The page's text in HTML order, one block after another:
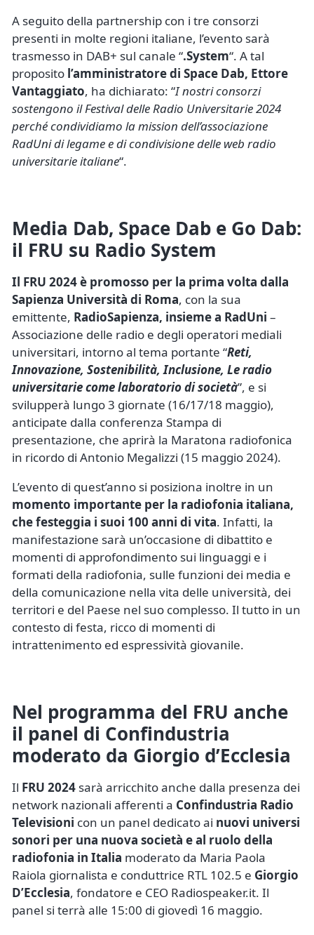
A seguito della partnership con i tre consorzi
presenti in molte regioni italiane, l’evento sarà
trasmesso in DAB+ sul canale “.System“. A tal
proposito l’amministratore di Space Dab, Ettore
Vantaggiato, ha dichiarato: “I nostri consorzi
sostengono il Festival delle Radio Universitarie 2024
perché condividiamo la mission dell’associazione
RadUni di legame e di condivisione delle web radio
universitarie italiane“.
Media Dab, Space Dab e Go Dab:
il FRU su Radio System
Il FRU 2024 è promosso per la prima volta dalla
Sapienza Università di Roma, con la sua
emittente, RadioSapienza, insieme a RadUni –
Associazione delle radio e degli operatori mediali
universitari, intorno al tema portante “Reti,
Innovazione, Sostenibilità, Inclusione, Le radio
universitarie come laboratorio di società”, e si
svilupperà lungo 3 giornate (16/17/18 maggio),
anticipate dalla conferenza Stampa di
presentazione, che aprirà la Maratona radiofonica
in ricordo di Antonio Megalizzi (15 maggio 2024).
L’evento di quest’anno si posiziona inoltre in un
momento importante per la radiofonia italiana,
che festeggia i suoi 100 anni di vita. Infatti, la
manifestazione sarà un’occasione di dibattito e
momenti di approfondimento sui linguaggi e i
formati della radiofonia, sulle funzioni dei media e
della comunicazione nella vita delle università, dei
territori e del Paese nel suo complesso. Il tutto in un
contesto di festa, ricco di momenti di
intrattenimento ed espressività giovanile.
Nel programma del FRU anche
il panel di Confindustria
moderato da Giorgio d’Ecclesia
Il FRU 2024 sarà arricchito anche dalla presenza dei
network nazionali afferenti a Confindustria Radio
Televisioni con un panel dedicato ai nuovi universi
sonori per una nuova società e al ruolo della
radiofonia in Italia moderato da Maria Paola
Raiola giornalista e conduttrice RTL 102.5 e Giorgio
D’Ecclesia, fondatore e CEO Radiospeaker.it. Il
panel si terrà alle 15:00 di giovedì 16 maggio.